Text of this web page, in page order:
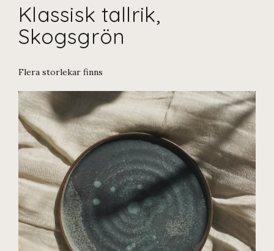
Klassisk tallrik,
Skogsgrön
Flera storlekar finns